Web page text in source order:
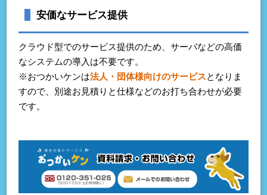
安価なサービス提供
クラウド型でのサービス提供のため、サーバなどの高価
なシステムの導入は不要です。
※おつかいケンは法人・団体様向けのサービスとなりま
すので、別途お見積りと仕様などのお打ち合わせが必要
です。